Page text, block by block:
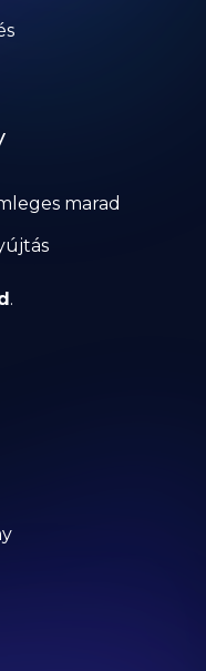
marad
.